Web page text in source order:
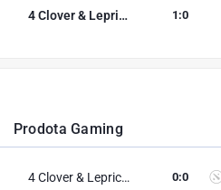
4 Clover & Lepricon 1 :0
Prodota Gaming
4 Clover & Lepricon 0:0